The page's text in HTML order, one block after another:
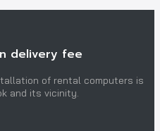
delivery fee
of rental computers is
and its vicinity.